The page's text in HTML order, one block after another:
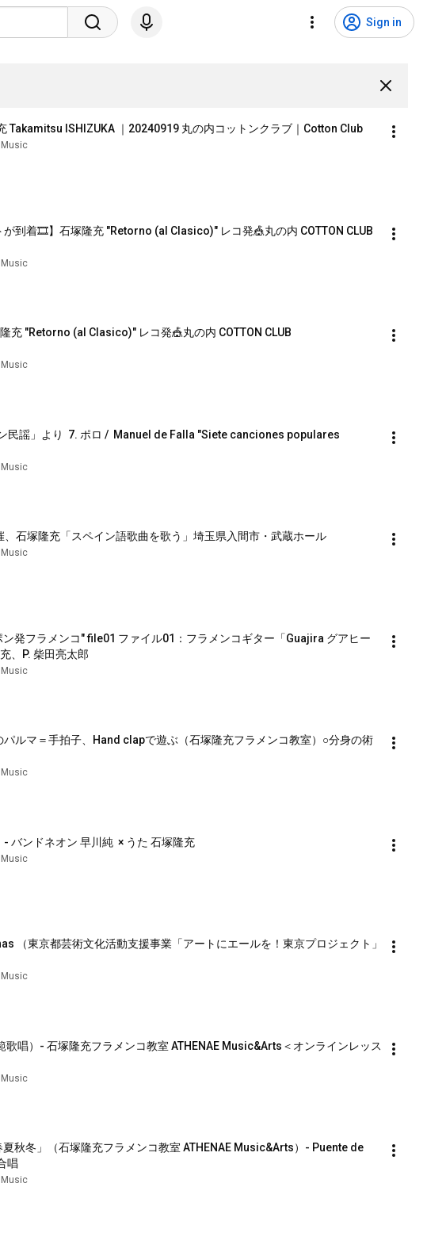
Sign in
Takamitsu ISHIZUKA ｜20240919 丸の内コットンクラブ｜Cotton Club
Music
が到着🎞️】石塚隆充 "Retorno (al Clasico)" レコ発🎪丸の内 COTTON CLUB
Music
充 "Retorno (al Clasico)" レコ発🎪丸の内 COTTON CLUB
Music
民謡」より  7. ポロ /  Manuel de Falla "Siete canciones populares
Music
、石塚隆充「スペイン語歌曲を歌う」埼玉県入間市・武蔵ホール
Music
発フラメンコ" file01 ファイル01：フラメンコギター「Guajira グアヒー
、P. 柴田亮太郎
Music
パルマ＝手拍子、Hand clapで遊ぶ（石塚隆充フラメンコ教室）○分身の術
Music
- バンドネオン 早川純  × うた 石塚隆充
Music
（東京都芸術文化活動支援事業「アートにエールを！東京プロジェクト」
Music
唱）- 石塚隆充フラメンコ教室 ATHENAE Music&Arts＜オンラインレッス
Music
秋冬」（石塚隆充フラメンコ教室 ATHENAE Music&Arts）- Puente de
唱
Music